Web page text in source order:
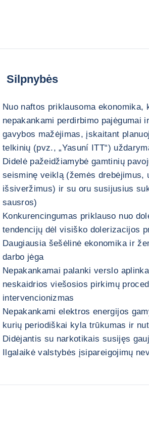
Silpnybės
Nuo naftos priklausoma ekonomika,
nepakankami perdirbimo pajėgumai
gavybos mažėjimas, įskaitant
telkinių (pvz., „Yasuní ITT“)
Didelė pažeidžiamybė gamtinių
seisminę veiklą (žemės drebėjimus,
išsiveržimus) ir su oru susijusius
sausros)
Konkurencingumas priklauso nuo
tendencijų dėl visiško dolerizacijos
Daugiausia šešėlinė ekonomika ir
darbo jėga
Nepakankamai palanki verslo
neskaidrios viešosios pirkimų
intervencionizmas
Nepakankami elektros energijos
kurių periodiškai kyla trūkumas ir
Didėjantis su narkotikais susijęs
Ilgalaikė valstybės įsipareigojimų